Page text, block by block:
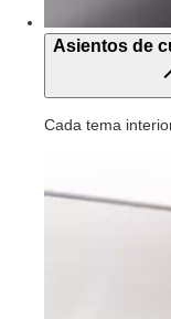
Asientos de
Cada tema